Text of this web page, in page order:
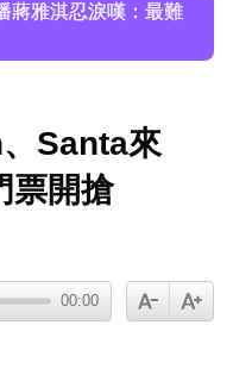
蔣雅淇忍淚嘆：最難
驚見「驚人畫面」感
大小事！
Santa來
票開搶
00:00